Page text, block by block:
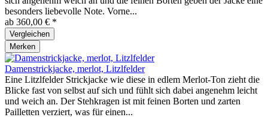
besonders liebevolle Note. Vorne...
ab 360,00 € *
Vergleichen
Merken
Damenstrickjacke, merlot, Litzlfelder
Eine Litzlfelder Strickjacke wie diese in edlem Merlot-Ton zieht die
Blicke fast von selbst auf sich und fühlt sich dabei angenehm leicht
und weich an. Der Stehkragen ist mit feinen Borten und zarten
Pailletten verziert, was für einen...